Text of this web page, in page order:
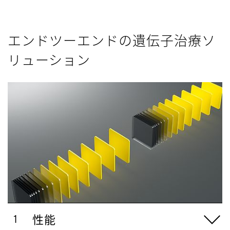
エンドツーエンドの遺伝子治療ソ
リューション
性能